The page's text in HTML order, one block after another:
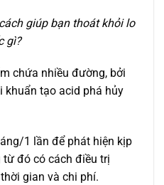
giúp bạn thoát khỏi lo
gì?
chứa nhiều đường, bởi
khuẩn tạo acid phá hủy
1 lần để phát hiện kịp
đó có cách điều trị
gian và chi phí.